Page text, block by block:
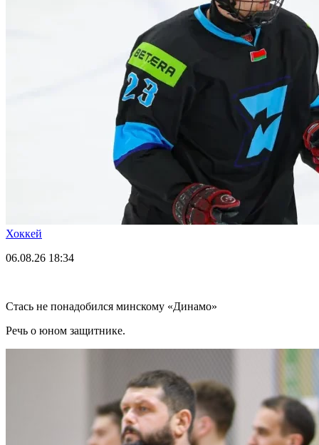
Хоккей
06.08.26 18:34
Стась не понадобился минскому «Динамо»
Речь о юном защитнике.